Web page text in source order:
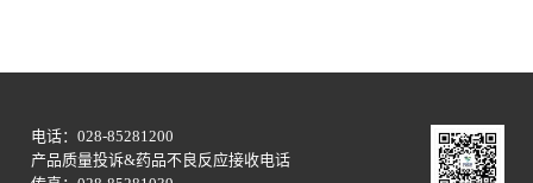
电话：028-85281200
产品质量投诉&药品不良反应接收电话